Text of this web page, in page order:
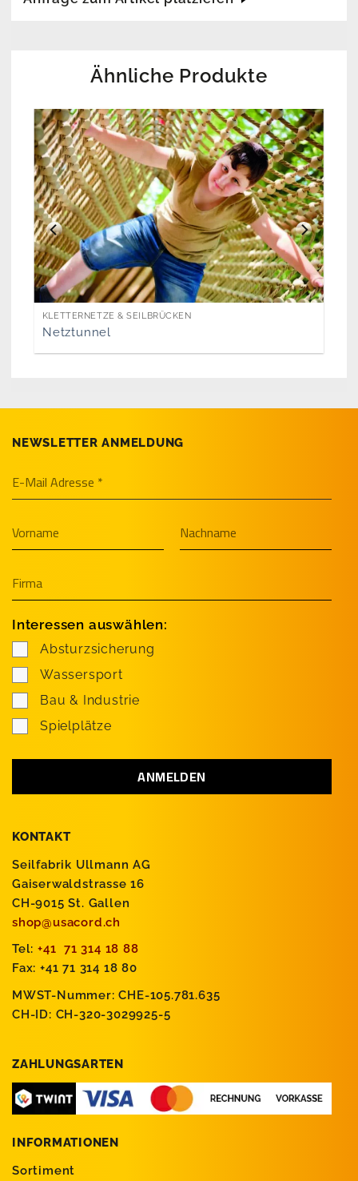
Ähnliche Produkte
KLETTERNETZE & SEILBRÜCKEN
Netztunnel
KONTAKT
Seilfabrik Ullmann AG
Gaiserwaldstrasse 16
CH-9015 St. Gallen
shop@usacord.ch
Tel: +41 71 314 18 88
Fax: +41 71 314 18 80
MWST-Nummer: CHE-105.781.635
CH-ID: CH-320-3029925-5
ZAHLUNGSARTEN
INFORMATIONEN
Sortiment
NEWSLETTER ANMELDUNG
Interessen auswählen:
Absturzsicherung
Wassersport
Bau & Industrie
Spielplätze